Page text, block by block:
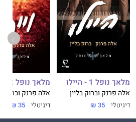
סופרות המככבות תדיר ברשימת רבי
משתפות פעולה, אנחנו מקבלים הצצה
הגברית.
לדעת מה עובר בראשו של גיטריסט
שלו?
וייפר
הילד הרע שאי אפשר לעמוד
מלאך נופל 1 - היילו
אלה פרנק וברוק בליין
דיגיטלי 35 ₪
מלאך נופל 2 - וייפר
אלה פרנק וברוק
דיגיטלי 35 ₪